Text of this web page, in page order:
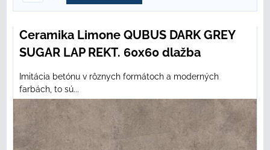
Ceramika Limone QUBUS DARK GREY
SUGAR LAP REKT. 60x60 dlažba
Imitácia betónu v rôznych formátoch a moderných
farbách, to sú...